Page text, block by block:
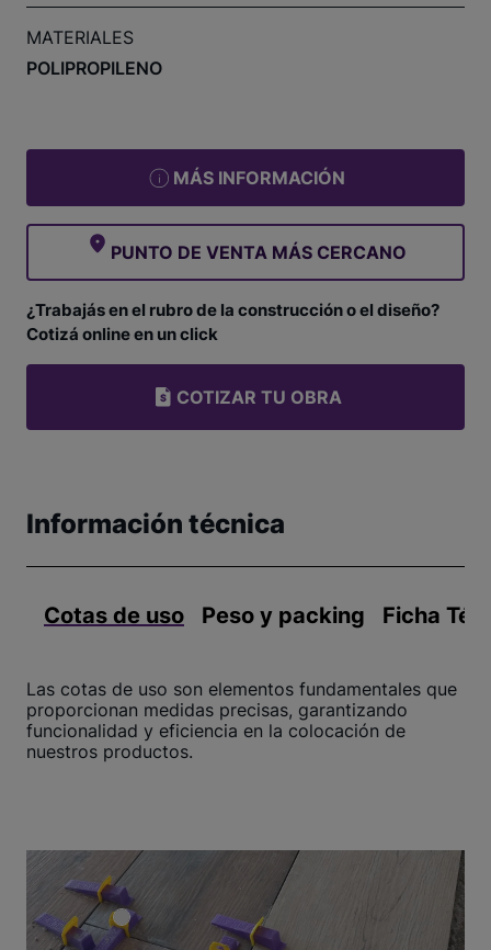
MATERIALES
POLIPROPILENO
MÁS INFORMACIÓN
PUNTO DE VENTA MÁS CERCANO
¿Trabajás en el rubro de la construcción o el diseño?
Cotizá online en un click
COTIZAR TU OBRA
Información técnica
Cotas de uso Peso y packing Ficha
Las cotas de uso son elementos fundamentales que
proporcionan medidas precisas, garantizando
funcionalidad y eficiencia en la colocación de
nuestros productos.